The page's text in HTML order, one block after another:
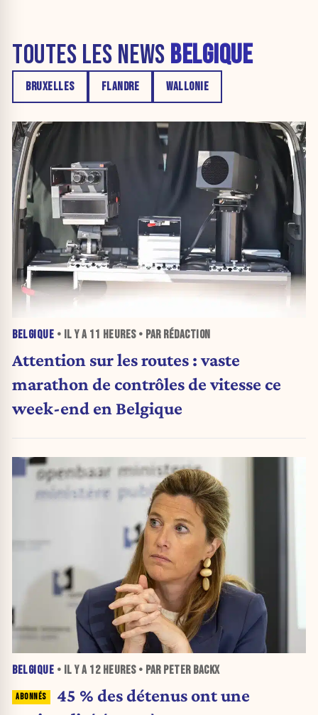
TOUTES LES NEWS BELGIQUE
BRUXELLES FLANDRE WALLONIE
BELGIQUE • IL Y A 11 HEURES• PAR RÉDACTION
Attention sur les routes : vaste
marathon de contrôles de vitesse ce
week-end en Belgique
BELGIQUE • IL Y A 12 HEURES• PAR PETER BACKX
45 % des détenus ont une